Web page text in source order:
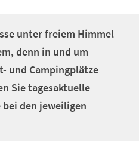
unter freiem Himmel
denn in und um
und Campingplätze
Sie tagesaktuelle
den jeweiligen